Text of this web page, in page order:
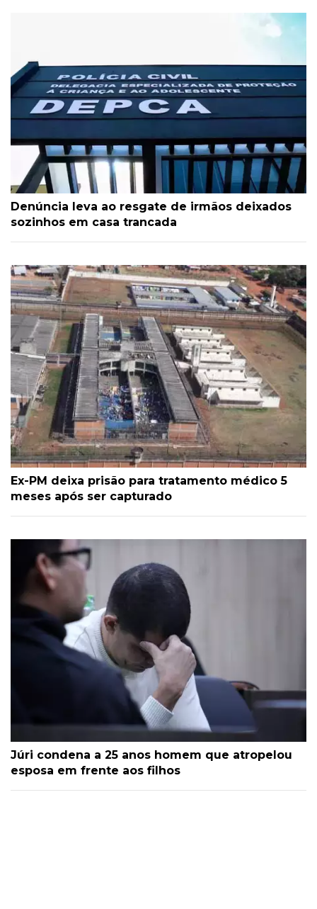
Denúncia leva ao resgate de irmãos deixados
sozinhos em casa trancada
Ex-PM deixa prisão para tratamento médico 5
meses após ser capturado
Júri condena a 25 anos homem que atropelou
esposa em frente aos filhos